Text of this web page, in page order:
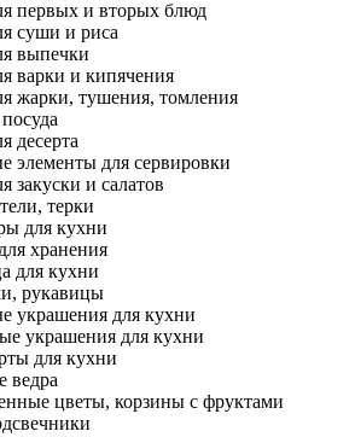
первых и вторых блюд
суши и риса
выпечки
варки и кипячения
жарки, тушения, томления
десерта
элементы для сервировки
закуски и салатов
терки
для кухни
хранения
для кухни
рукавицы
украшения для кухни
украшения для кухни
для кухни
ведра
цветы, корзины с фруктами